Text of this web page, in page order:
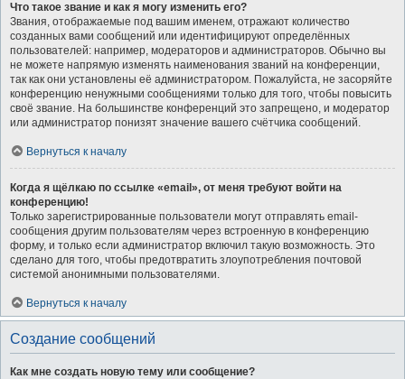
Что такое звание и как я могу изменить его?
Звания, отображаемые под вашим именем, отражают количество
созданных вами сообщений или идентифицируют определённых
пользователей: например, модераторов и администраторов. Обычно вы
не можете напрямую изменять наименования званий на конференции,
так как они установлены её администратором. Пожалуйста, не засоряйте
конференцию ненужными сообщениями только для того, чтобы повысить
своё звание. На большинстве конференций это запрещено, и модератор
или администратор понизят значение вашего счётчика сообщений.
Вернуться к началу
Когда я щёлкаю по ссылке «email», от меня требуют войти на
конференцию!
Только зарегистрированные пользователи могут отправлять email-
сообщения другим пользователям через встроенную в конференцию
форму, и только если администратор включил такую возможность. Это
сделано для того, чтобы предотвратить злоупотребления почтовой
системой анонимными пользователями.
Вернуться к началу
Создание сообщений
Как мне создать новую тему или сообщение?